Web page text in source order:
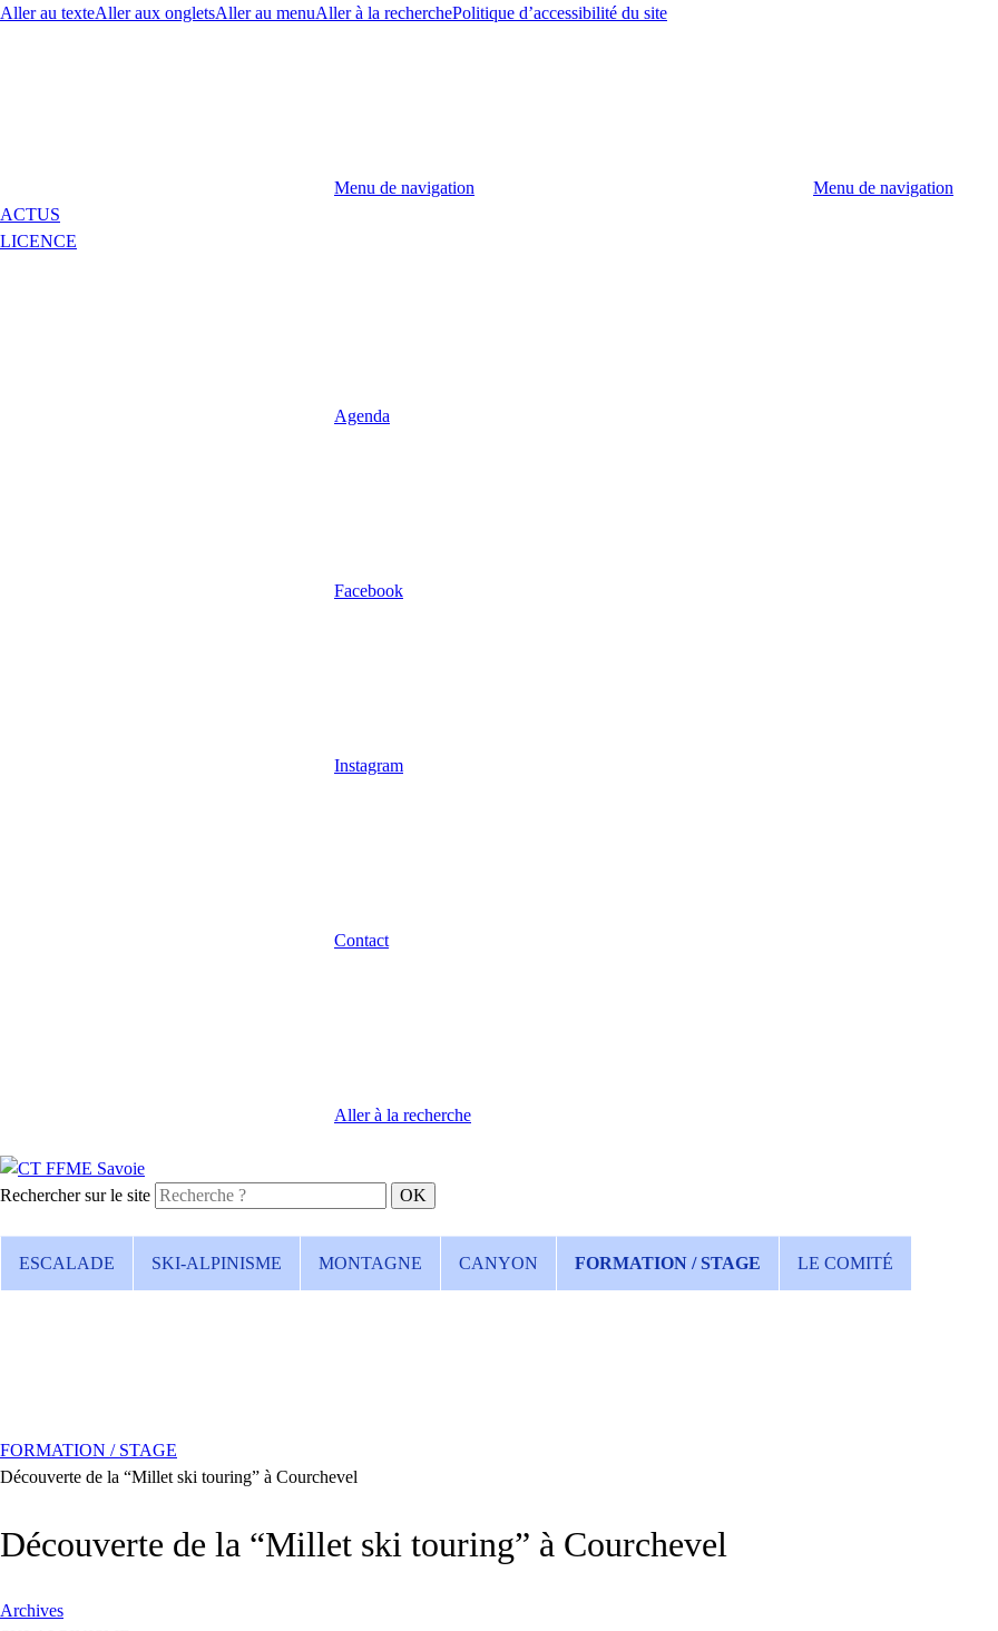
Aller au texteAller aux ongletsAller au menuAller à la recherchePolitique d’accessibilité du site
Menu de navigation
Menu de navigation
ACTUS
LICENCE
Agenda
Facebook
Instagram
Contact
Aller à la recherche
Rechercher sur le site
ESCALADE SKI-ALPINISME MONTAGNE CANYON FORMATION / STAGE LE COMITÉ
FORMATION / STAGE
Découverte de la “Millet ski touring” à Courchevel
Découverte de la “Millet ski touring” à Courchevel
Archives